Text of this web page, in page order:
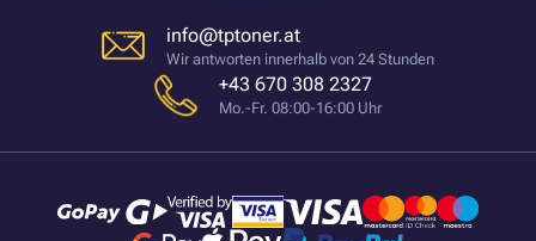
info@tptoner.at
Wir antworten innerhalb von 24 Stunden
+43 670 308 2327
Mo.-Fr. 08:00-16:00 Uhr